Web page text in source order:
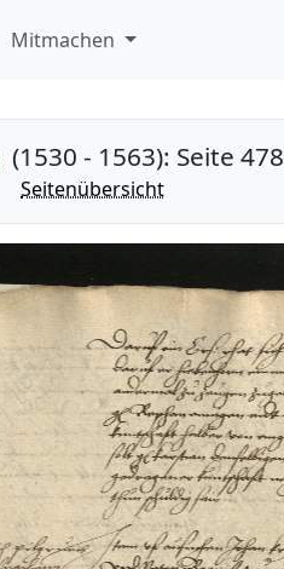
Mitmachen
(1530 - 1563): Seite 478
Seitenübersicht